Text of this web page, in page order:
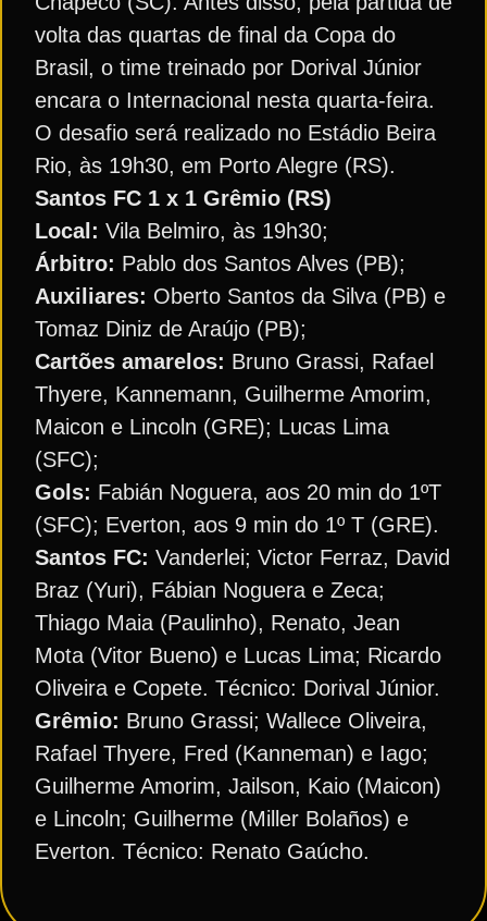
volta das quartas de final da Copa do
Brasil, o time treinado por Dorival Júnior
encara o Internacional nesta quarta-feira.
O desafio será realizado no Estádio Beira
Rio, às 19h30, em Porto Alegre (RS).
Santos FC 1 x 1 Grêmio (RS)
Local: Vila Belmiro, às 19h30;
Árbitro: Pablo dos Santos Alves (PB);
Auxiliares: Oberto Santos da Silva (PB) e
Tomaz Diniz de Araújo (PB);
Cartões amarelos: Bruno Grassi, Rafael
Thyere, Kannemann, Guilherme Amorim,
Maicon e Lincoln (GRE); Lucas Lima
(SFC);
Gols: Fabián Noguera, aos 20 min do 1ºT
(SFC); Everton, aos 9 min do 1º T (GRE).
Santos FC: Vanderlei; Victor Ferraz, David
Braz (Yuri), Fábian Noguera e Zeca;
Thiago Maia (Paulinho), Renato, Jean
Mota (Vitor Bueno) e Lucas Lima; Ricardo
Oliveira e Copete. Técnico: Dorival Júnior.
Grêmio: Bruno Grassi; Wallece Oliveira,
Rafael Thyere, Fred (Kanneman) e Iago;
Guilherme Amorim, Jailson, Kaio (Maicon)
e Lincoln; Guilherme (Miller Bolaños) e
Everton. Técnico: Renato Gaúcho.